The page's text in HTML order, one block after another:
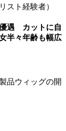
スト経験者）
遇 カットに自
半々年齢も幅広
品ウィッグの開